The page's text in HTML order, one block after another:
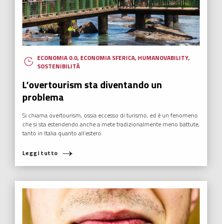
ECONOMIA 0.0, ECONOMIA SFERICA, HUMANOVABILITY,
SOSTENIBILITÀ
L’overtourism sta diventando un
problema
Si chiama overtourism, ossia eccesso di turismo, ed è un fenomeno
che si sta estendendo anche a mete tradizionalmente meno battute,
tanto in Italia quanto all’estero.
Leggi tutto